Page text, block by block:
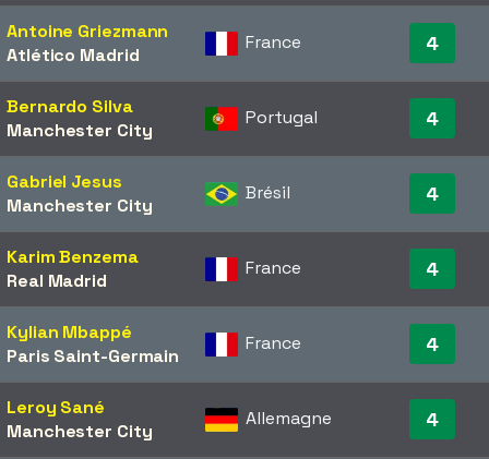
Antoine Griezmann
Atlético Madrid
France 4
Bernardo Silva
Manchester City
Portugal 4
Gabriel Jesus
Manchester City
Brésil 4
Karim Benzema
Real Madrid
France 4
Kylian Mbappé
Paris Saint-Germain
France 4
Leroy Sané
Manchester City
Allemagne 4